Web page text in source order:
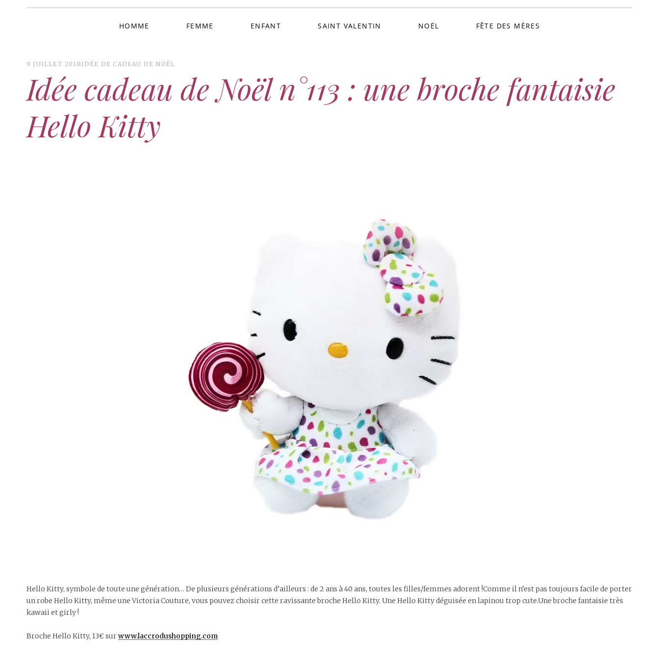
HOMME FEMME ENFANT SAINT VALENTIN NOËL FÊTE DES MÈRES
9 JUILLET 2018 IDÉE DE CADEAU DE NOËL
Idée cadeau de Noël n°113 : une broche fantaisie
Hello Kitty
Hello Kitty, symbole de toute une génération… De plusieurs générations d’ailleurs : de 2 ans à 40 ans, toutes les filles/femmes adorent !Comme il n’est pas toujours facile de porter
un robe Hello Kitty, même une Victoria Couture, vous pouvez choisir cette ravissante broche Hello Kitty. Une Hello Kitty déguisée en lapinou trop cute.Une broche fantaisie très
kawaii et girly !
Broche Hello Kitty, 13€ surwww.laccrodushopping.com